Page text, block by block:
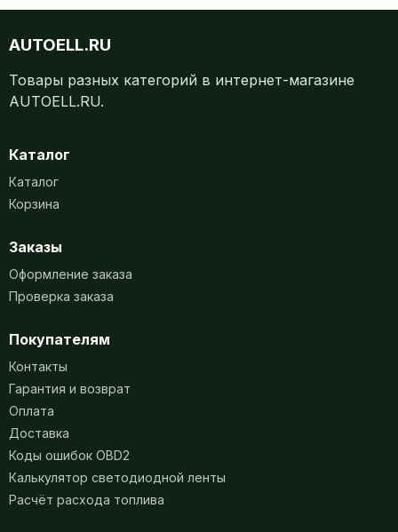
AUTOELL.RU
Товары разных категорий в интернет-магазине
AUTOELL.RU.
Каталог
Каталог
Корзина
Заказы
Оформление заказа
Проверка заказа
Покупателям
Контакты
Гарантия и возврат
Оплата
Доставка
Коды ошибок OBD2
Калькулятор светодиодной ленты
Расчёт расхода топлива